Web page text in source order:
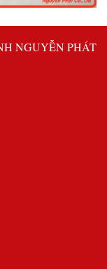
NGUYỄN PHÁT